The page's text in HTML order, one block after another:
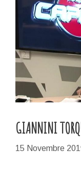
GIANNINI
15 Novembre